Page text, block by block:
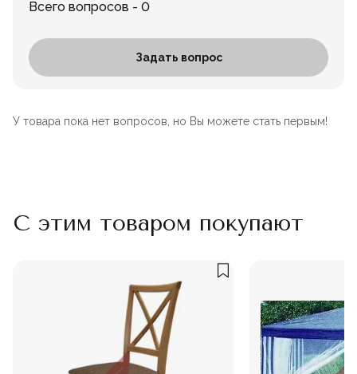
Всего вопросов - 0
Задать вопрос
У товара пока нет вопросов, но Вы можете стать первым!
С этим товаром покупают